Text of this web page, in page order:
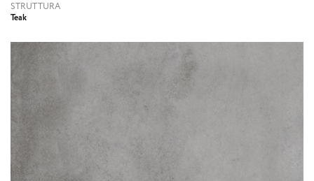
STRUTTURA
Teak